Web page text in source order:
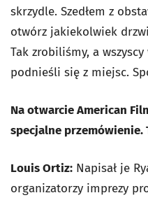
skrzydle. Szedłem z
otwórz jakiekolwiek
Tak zrobiliśmy, a
podnieśli się z miejsc.
Na otwarcie American
specjalne przemówienie.
Louis Ortiz: Napisał je
organizatorzy imprezy